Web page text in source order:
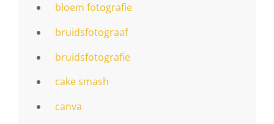
bloem fotografie
bruidsfotograaf
bruidsfotografie
cake smash
canva